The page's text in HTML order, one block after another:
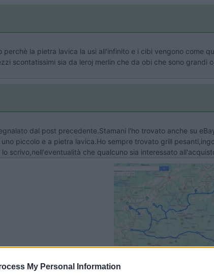
My Personal Information
la pietra lavica la usi all'infinito e i cibi vengono come
scontatissimi sia da leroj merlin che da obi che sono grandi
dal post precedente.Stamani l'ho trovato anche su
piccolo e a pietra lavica.Ho sempre trovato grill
scrivo,nell'eventualità che qualcuno sia interessato
Finlandia in camper:
Previous